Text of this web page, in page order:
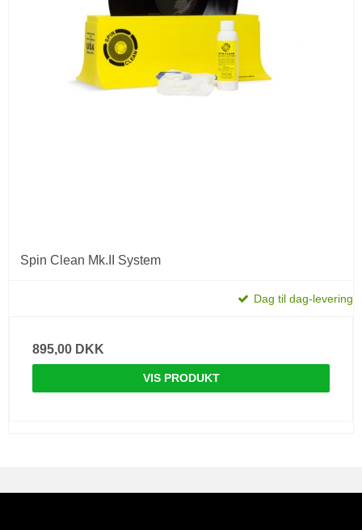
Spin Clean Mk.II System
Dag til dag-levering
895,00 DKK
VIS PRODUKT